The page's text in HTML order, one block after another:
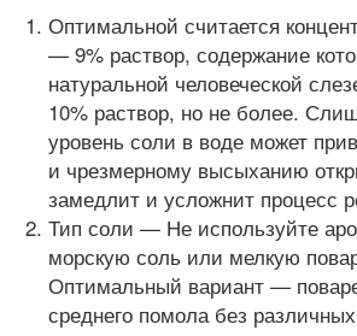
Оптимальной считается
— 9% раствор, содержание
натуральной человеческой
10% раствор, но не более.
уровень соли в воде может
и чрезмерному высыханию
замедлит и усложнит процесс
Тип соли — Не используйте
морскую соль или мелкую
Оптимальный вариант —
среднего помола без